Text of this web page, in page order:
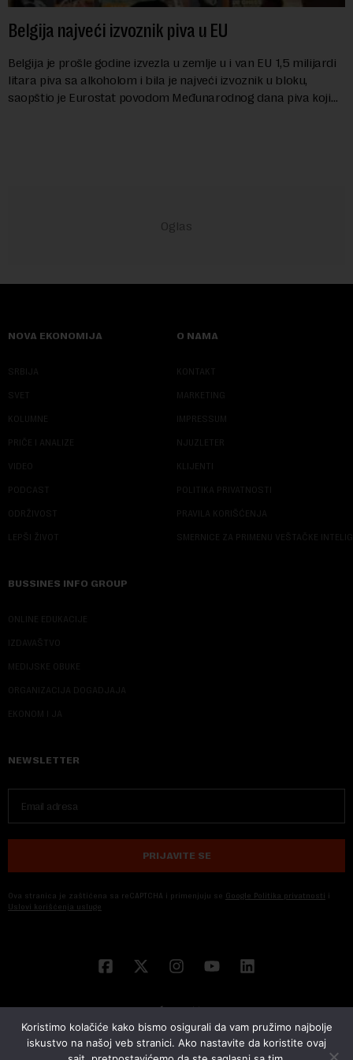
Belgija najveći izvoznik piva u EU
Belgija je prošle godine izvezla u zemlje u i van EU 1,5 milijardi
litara piva sa alkoholom i bila je najveći izvoznik u bloku,
saopštio je Eurostat povodom Međunarodnog dana piva koji
NOVA EKONOMIJA
SRBIJA
SVET
KOLUMNE
PRIČE I ANALIZE
VIDEO
PODCAST
ODRŽIVOST
LEPŠI ŽIVOT
O NAMA
KONTAKT
MARKETING
IMPRESSUM
NJUZLETER
KLIJENTI
POLITIKA PRIVATNOSTI
PRAVILA KORIŠĆENJA
SMERNICE ZA PRIMENU VEŠTAČKE
BUSSINES INFO GROUP
ONLINE EDUKACIJE
IZDAVAŠTVO
MEDIJSKE OBUKE
ORGANIZACIJA DOGADJAJA
EKONOM I JA
NEWSLETTER
PRIJAVITE SE
Ova stranica je zaštićena sa reCAPTCHA i primenjuju se Google Politika privatnosti i
Uslovi korišćenja usluge
Koristimo kolačiće kako bismo osigurali da vam pružimo najbolje
iskustvo na našoj veb stranici. Ako nastavite da koristite ovaj